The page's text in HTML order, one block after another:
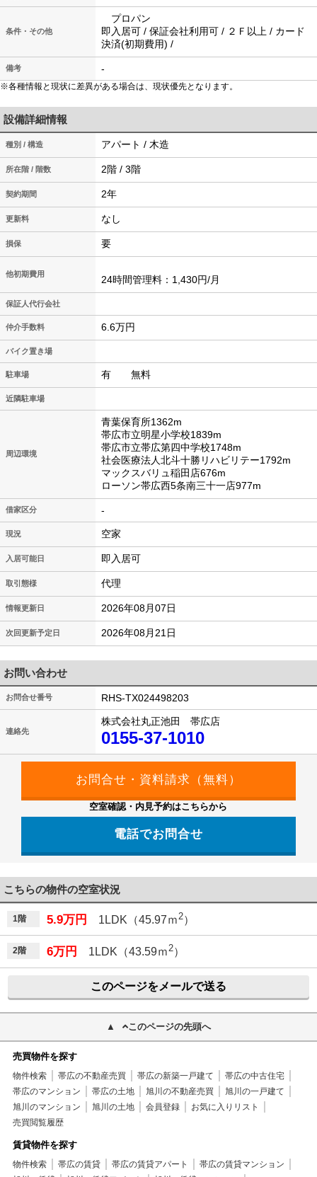
条件・その他
プロパン
即入居可 / 保証会社利用可 / ２Ｆ以上 / カード
決済(初期費用) /
備考 -
※各種情報と現状に差異がある場合は、現状優先となります。
設備詳細情報
種別 / 構造 アパート / 木造
所在階 / 階数 2階 / 3階
契約期間 2年
更新料 なし
損保 要
他初期費用 24時間管理料：1,430円/月
保証人代行会社
仲介手数料 6.6万円
バイク置き場
駐車場 有 無料
近隣駐車場
周辺環境
青葉保育所1362m
帯広市立明星小学校1839m
帯広市立帯広第四中学校1748m
社会医療法人北斗十勝リハビリテー1792m
マックスバリュ稲田店676m
ローソン帯広西5条南三十一店977m
借家区分 -
現況 空家
入居可能日 即入居可
取引態様 代理
情報更新日 2026年08月07日
次回更新予定日 2026年08月21日
お問い合わせ
お問合せ番号 RHS-TX024498203
連絡先
株式会社丸正池田 帯広店
0155-37-1010
空室確認・内見予約はこちらから
電話でお問合せ
こちらの物件の空室状況
1階 5.9万円 1LDK（45.97ｍ2）
2階 6万円 1LDK（43.59ｍ2）
このページをメールで送る
このページの先頭へ
売買物件を探す
物件検索 帯広の不動産売買 帯広の新築一戸建て
帯広の中古住宅
帯広のマンション
帯広の土地 旭川の不動産売買
旭川の一戸建て
旭川のマンション
旭川の土地 会員登録
お気に入りリスト
売買閲覧履歴
賃貸物件を探す
物件検索 帯広の賃貸 帯広の賃貸アパート
帯広の賃貸マンション